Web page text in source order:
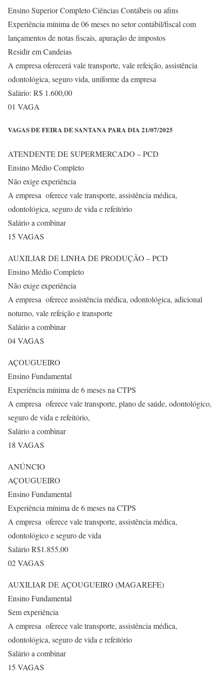
Ensino Superior Completo Ciências Contábeis ou afins
Experiência mínima de 06 meses no setor contábil/fiscal com
lançamentos de notas fiscais, apuração de impostos
Residir em Candeias
A empresa oferecerá vale transporte, vale refeição, assistência
odontológica, seguro vida, uniforme da empresa
Salário: R$ 1.600,00
01 VAGA
VAGAS DE FEIRA DE SANTANA PARA DIA 21/07/2025
ATENDENTE DE SUPERMERCADO – PCD
Ensino Médio Completo
Não exige experiência
A empresa oferece vale transporte, assistência médica,
odontológica, seguro de vida e refeitório
Salário a combinar
15 VAGAS
AUXILIAR DE LINHA DE PRODUÇÃO – PCD
Ensino Médio Completo
Não exige experiência
A empresa oferece assistência médica, odontológica, adicional
noturno, vale refeição e transporte
Salário a combinar
04 VAGAS
AÇOUGUEIRO
Ensino Fundamental
Experiência mínima de 6 meses na CTPS
A empresa oferece vale transporte, plano de saúde, odontológico,
seguro de vida e refeitório,
Salário a combinar
18 VAGAS
ANÚNCIO
AÇOUGUEIRO
Ensino Fundamental
Experiência mínima de 6 meses na CTPS
A empresa oferece vale transporte, assistência médica,
odontológico e seguro de vida
Salário R$1.855,00
02 VAGAS
AUXILIAR DE AÇOUGUEIRO (MAGAREFE)
Ensino Fundamental
Sem experiência
A empresa oferece vale transporte, assistência médica,
odontológica, seguro de vida e refeitório
Salário a combinar
15 VAGAS